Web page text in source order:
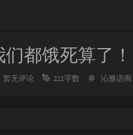
都饿死算了！
暂无评论 221字数
分
沁雅语阁